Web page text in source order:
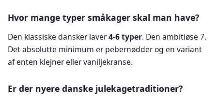
Hvor mange typer småkager skal man have?
Den klassiske dansker laver4-6 typer. Den ambitiøse 7.
Det absolutte minimum er pebernødder og en variant
af enten klejner eller vaniljekranse.
Er der nyere danske julekagetraditioner?